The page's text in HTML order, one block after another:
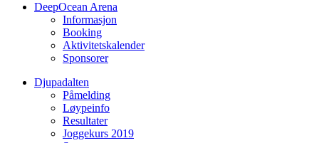
DeepOcean Arena
Informasjon
Booking
Aktivitetskalender
Sponsorer
Djupadalten
Påmelding
Løypeinfo
Resultater
Joggekurs 2019